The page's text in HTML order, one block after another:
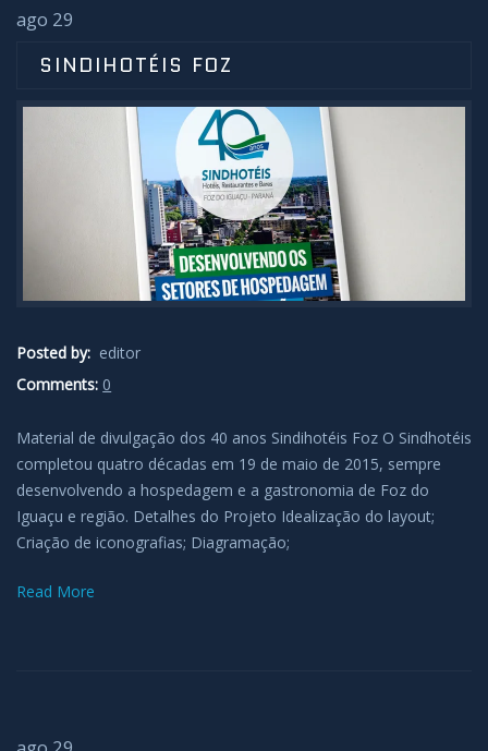
ago 29
SINDIHOTÉIS FOZ
Posted by: editor
Comments: 0
Material de divulgação dos 40 anos Sindihotéis Foz O Sindhotéis
completou quatro décadas em 19 de maio de 2015, sempre
desenvolvendo a hospedagem e a gastronomia de Foz do
Iguaçu e região. Detalhes do Projeto Idealização do layout;
Criação de iconografias; Diagramação;
Read More